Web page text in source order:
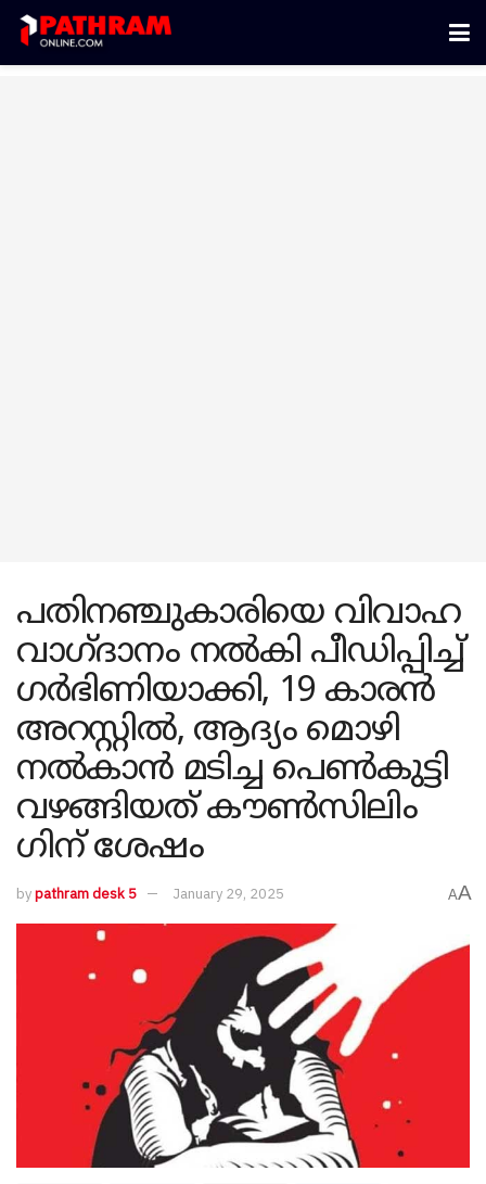
പതിനഞ്ചുകാരിയെ വിവാഹ
വാ​ഗ്ദാനം നൽകി പീഡിപ്പിച്ച്
​ഗർഭിണിയാക്കി, 19 കാരൻ
അറസ്റ്റിൽ, ആദ്യം മൊഴി
നൽകാൻ മടിച്ച പെൺകുട്ടി
വഴങ്ങിയത് കൗൺസി​ലിം​
ഗിന് ശേഷം
bypathram desk 5 January 29, 2025 AA